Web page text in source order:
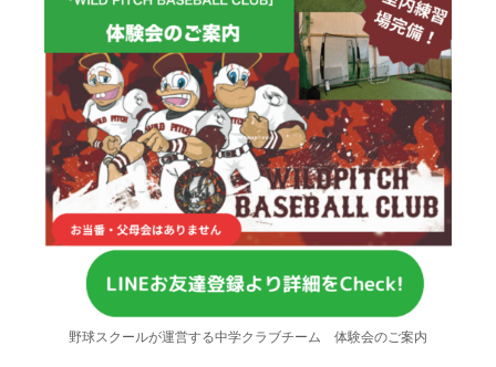
野球スクールが運営する中学クラブチーム 体験会のご案内